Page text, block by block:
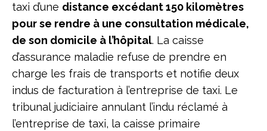
taxi d’une distance excédant 150 kilomètres
pour se rendre à une consultation médicale,
de son domicile à l’hôpital. La caisse
d’assurance maladie refuse de prendre en
charge les frais de transports et notifie deux
indus de facturation à l’entreprise de taxi. Le
tribunal judiciaire annulant l’indu réclamé à
l’entreprise de taxi, la caisse primaire